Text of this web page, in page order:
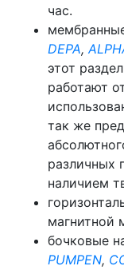
час.
DEPA,
этот
работают
так же
различных
наличием
магнитной
бочковые
PUMPEN,